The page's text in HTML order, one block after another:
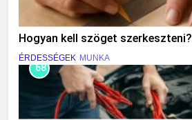
Hogyan kell szöget szerkeszteni?
ÉRDESSÉGEK MUNKA
68